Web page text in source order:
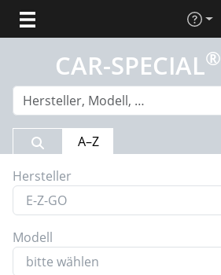
Hilfe
CAR-SPECIAL®
Suchergebnis
A–Z
Hersteller
Modell